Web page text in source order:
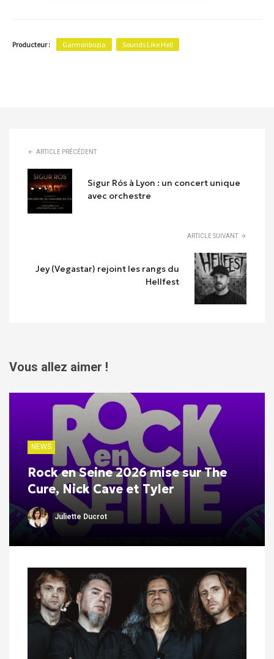
Producteur : Garmonbozia Sounds Like Hell
ARTICLE PRÉCÉDENT
Sigur Rós à Lyon : un concert unique
avec orchestre
ARTICLE SUIVANT
Jey (Vegastar) rejoint les rangs du
Hellfest
Vous allez aimer !
NEWS
Rock en Seine 2026 mise sur The
Cure, Nick Cave et Tyler
Juliette Ducrot